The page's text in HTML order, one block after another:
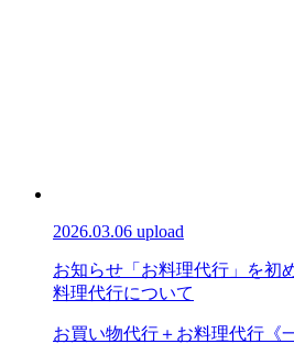
2026.03.06 upload
お知らせ 「お料理代行」を初
料理代行について
お買い物代行＋お料理代行《